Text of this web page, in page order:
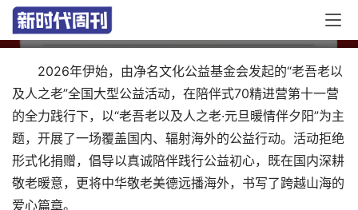
德
2026年伊始，由净名文化公益基金会发起的“老吾老以
及人之老”全国大型公益活动，在陪伴式70精进营第十一营
的全力践行下，以“老吾老以及人之老·元旦暖情伴夕阳”为主
题，开展了一场覆盖国内、辐射海外的公益行动。活动拒绝
形式化捐赠，倡导以真诚陪伴践行公益初心，既在国内深耕
敬老暖意，更将中华敬老美德远播海外，书写了跨越山海的
爱心篇章。